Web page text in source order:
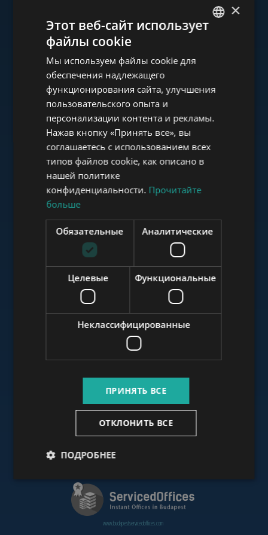
Ознакомьтесь с нашим
портфолио
www.tower-investments.com
www.budapestoffices.net
www.budapestpropertysellers.com
www.budapestservicedoffices.com
HUNGARIAN
ITALIAN
SPANISH
RUSSIAN
×
Этот веб-сайт использует
файлы cookie
Мы используем файлы cookie для
обеспечения надлежащего
функционирования сайта, улучшения
пользовательского опыта и
персонализации контента и рекламы.
Нажав кнопку «Принять все», вы
соглашаетесь с использованием всех
типов файлов cookie, как описано в
нашей политике
конфиденциальности. Прочитайте
больше
Обязательные Аналитические
Целевые Функциональные
Неклассифицированные
ПРИНЯТЬ ВСЕ
ОТКЛОНИТЬ ВСЕ
ПОДРОБНЕЕ